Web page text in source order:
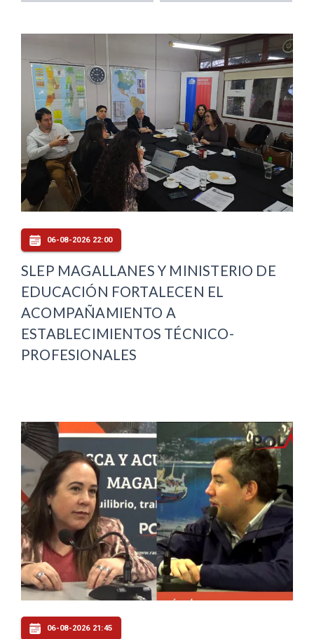
06-08-2026 22:00
SLEP MAGALLANES Y MINISTERIO DE
EDUCACIÓN FORTALECEN EL
ACOMPAÑAMIENTO A
ESTABLECIMIENTOS TÉCNICO-
PROFESIONALES
06-08-2026 21:45